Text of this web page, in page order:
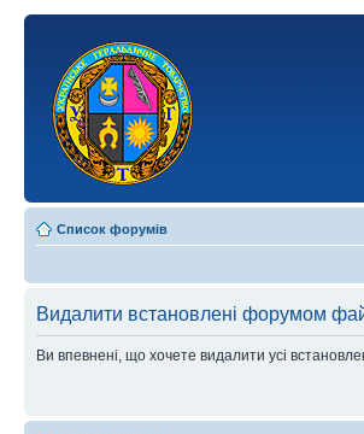
Список форумів
Видалити встановлені форумом
Ви впевнені, що хочете видалити усі